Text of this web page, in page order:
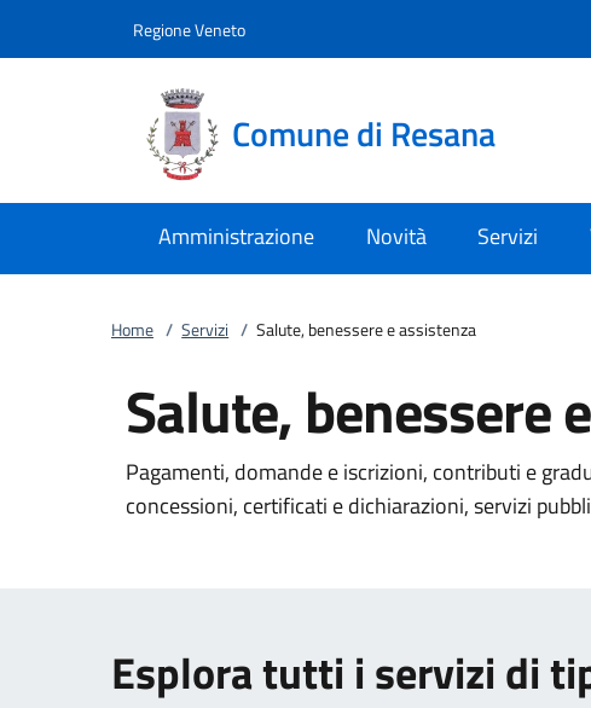
Regione Veneto
Comune di Resana
Amministrazione Novità Servizi
Home / Servizi / Salute, benessere e assistenza
Salute, benessere
Pagamenti, domande e iscrizioni, contributi e
concessioni, certificati e dichiarazioni, servizi
Esplora tutti i servizi di